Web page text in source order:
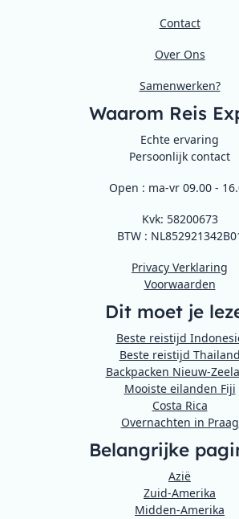
Contact
Over Ons
Samenwerken?
Waarom Reis
Echte ervaring
Persoonlijk contact
Open : ma-vr 09.00 -
Kvk: 58200673
BTW :
Privacy Verklaring
Voorwaarden
Dit moet je
Beste reistijd
Beste reistijd Thailand
Backpacken Nieuw-
Mooiste eilanden Fiji
Costa Rica
Overnachten in Praag
Belangrijke
Azië
Zuid-Amerika
Midden-Amerika